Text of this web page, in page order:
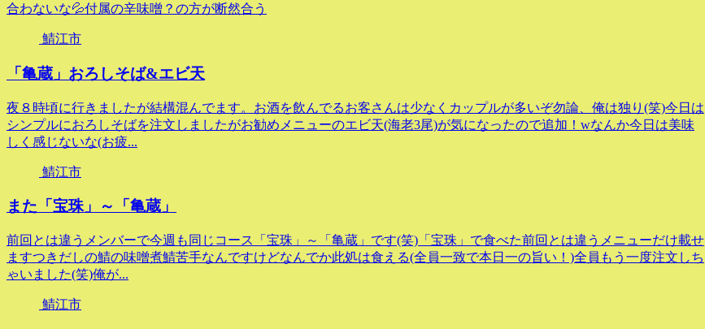
合わないな💦付属の辛味噌？の方が断然合う
鯖江市
「亀蔵」おろしそば&エビ天
夜８時頃に行きましたが結構混んでます。お酒を飲んでるお客さんは少なくカップルが多いぞ勿論、俺は独り(笑)今日は
シンプルにおろしそばを注文しましたがお勧めメニューのエビ天(海老3尾)が気になったので追加！wなんか今日は美味
しく感じないな(お疲...
鯖江市
また「宝珠」～「亀蔵」
前回とは違うメンバーで今週も同じコース「宝珠」～「亀蔵」です(笑)「宝珠」で食べた前回とは違うメニューだけ載せ
ますつきだしの鯖の味噌煮鯖苦手なんですけどなんでか此処は食える(全員一致で本日一の旨い！)全員もう一度注文しち
ゃいました(笑)俺が...
鯖江市